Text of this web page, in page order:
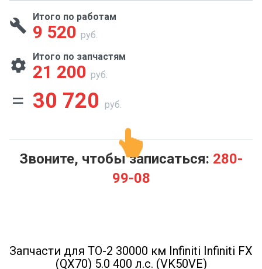
Итого по работам
9 520 руб.
Итого по запчастям
21 200 руб.
30 720 руб.
Звоните, чтобы записаться: 280-
99-08
Запчасти для ТО-2 30000 км Infiniti Infiniti FX
(QX70) 5.0 400 л.с. (VK50VE)